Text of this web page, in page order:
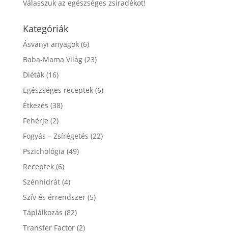
Válasszuk az egészséges zsiradékot!
Kategóriák
Ásványi anyagok(6)
Baba-Mama Világ(23)
Diéták(16)
Egészséges receptek(6)
Étkezés (38)
Fehérje (2)
Fogyás – Zsírégetés (22)
Pszichológia (49)
Receptek(6)
Szénhidrát(4)
Szív és érrendszer(5)
Táplálkozás (82)
Transfer Factor(2)